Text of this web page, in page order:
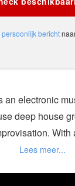
persoonlijk bericht
an electronic
deep house
With
into a